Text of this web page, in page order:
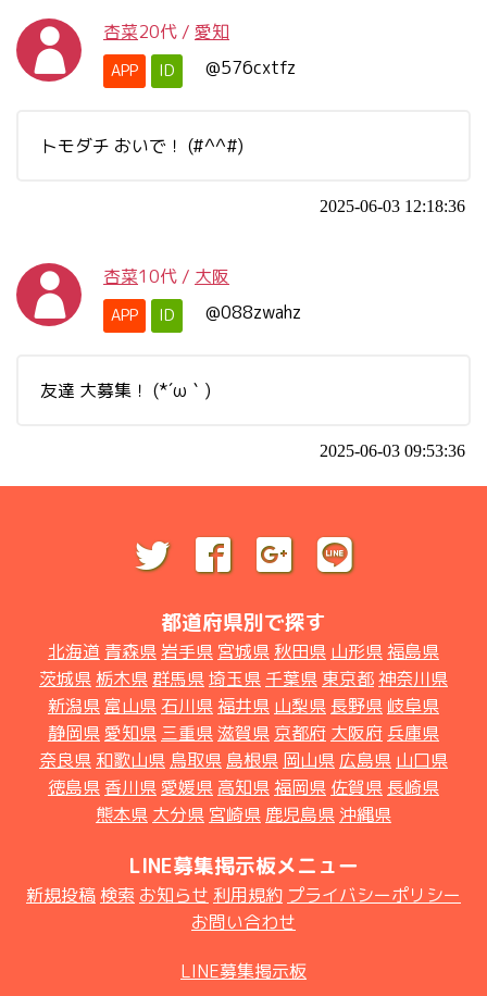
杏菜20代 / 愛知
APP ID @576cxtfz
トモダチ おいで！ (#^^#)
2025-06-03 12:18:36
杏菜10代 / 大阪
APP ID @088zwahz
友達 大募集！ (*´ω｀)
2025-06-03 09:53:36
都道府県別で探す
北海道 青森県 岩手県 宮城県 秋田県 山形県福島県
茨城県 栃木県群馬県埼玉県 千葉県 東京都神奈川県
新潟県 富山県 石川県福井県 山梨県 長野県 岐阜県
静岡県愛知県 三重県滋賀県 京都府 大阪府 兵庫県
奈良県 和歌山県 鳥取県 島根県 岡山県 広島県 山口県
徳島県 香川県愛媛県 高知県福岡県 佐賀県 長崎県
熊本県 大分県 宮崎県 鹿児島県 沖縄県
LINE募集掲示板メニュー
新規投稿 検索 お知らせ 利用規約 プライバシーポリシー
お問い合わせ
LINE募集掲示板